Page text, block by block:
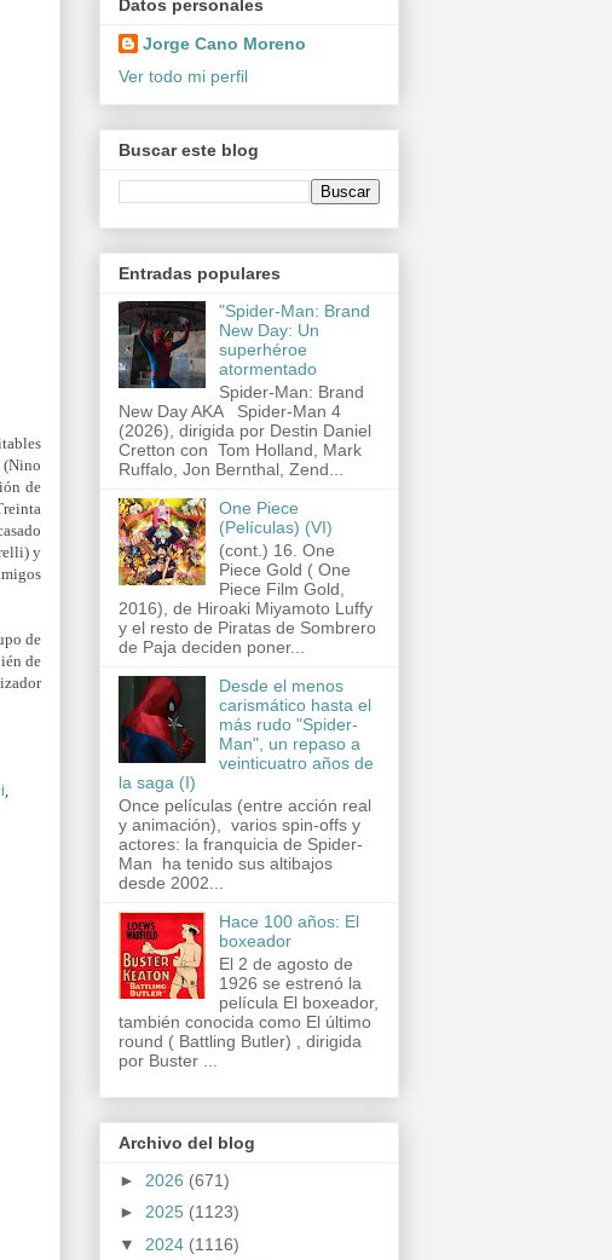
de
y
de
de
,
Datos personales
Jorge Cano Moreno
Ver todo mi perfil
Buscar este blog
Entradas populares
"Spider-Man: Brand
New Day: Un
superhéroe
atormentado
Spider-Man: Brand
New Day AKA Spider-Man 4
(2026), dirigida por Destin Daniel
Cretton con Tom Holland, Mark
Ruffalo, Jon Bernthal, Zend...
One Piece
(Películas) (VI)
(cont.) 16. One
Piece Gold ( One
Piece Film Gold,
2016), de Hiroaki Miyamoto Luffy
y el resto de Piratas de Sombrero
de Paja deciden poner...
Desde el menos
carismático hasta el
más rudo "Spider-
Man", un repaso a
veinticuatro años de
la saga (I)
Once películas (entre acción real
y animación), varios spin-offs y
actores: la franquicia de Spider-
Man ha tenido sus altibajos
desde 2002...
Hace 100 años: El
boxeador
El 2 de agosto de
1926 se estrenó la
película El boxeador,
también conocida como El último
round ( Battling Butler) , dirigida
por Buster ...
Archivo del blog
► 2026 (671)
► 2025 (1123)
▼ 2024 (1116)